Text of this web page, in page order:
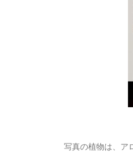
写真の植物は、ア